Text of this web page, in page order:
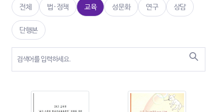
전체 법·정책 교육 성문화 연구 상담
단행본